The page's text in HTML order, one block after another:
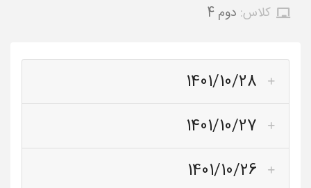
کلاس: دوم 4
1401/10/28
1401/10/27
1401/10/26